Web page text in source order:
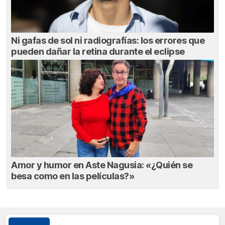
Ni gafas de sol ni radiografías: los errores que
pueden dañar la retina durante el eclipse
Amor y humor en Aste Nagusia: «¿Quién se
besa como en las películas?»